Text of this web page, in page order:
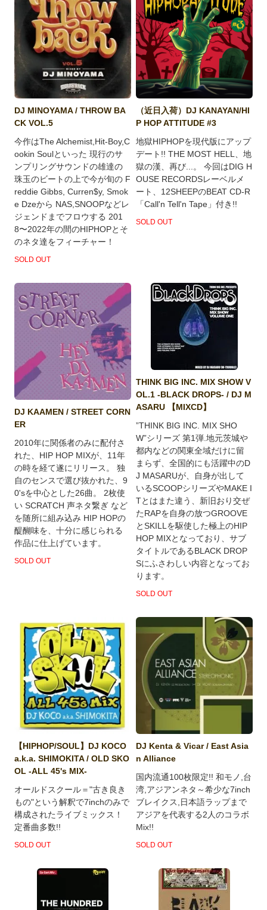
DJ MINOYAMA / THROW BA
CK VOL.5
今作はThe Alchemist,Hit-Boy,C
ookin Soulといった 現行のサ
ンプリングサウンドの雄達の
珠玉のビートの上で今が旬の F
reddie Gibbs, Curren$y, Smok
e Dzeから NAS,SNOOPなどレ
ジェンドまでフロウする 201
8〜2022年の間のHIPHOPとそ
のネタ達をフィーチャー！
SOLD OUT
（近日入荷）DJ KANAYAN/HI
P HOP ATTITUDE #3
地獄HIPHOPを現代版にアップ
デート!! THE MOST HELL、地
獄の漢、再び...。 今回はDIG H
OUSE RECORDSレーベルメ
ート、12SHEEPのBEAT CD-R
「Call'n Tell'n Tape」付き!!
SOLD OUT
DJ KAAMEN / STREET CORN
ER
2010年に関係者のみに配付さ
れた、HIP HOP MIXが、11年
の時を経て遂にリリース。 独
自のセンスで選び抜かれた、9
0'sを中心とした26曲。 2枚使
い SCRATCH 声ネタ繋ぎ など
を随所に組み込み HIP HOPの
醍醐味を、十分に感じられる
作品に仕上げています。
SOLD OUT
THINK BIG INC. MIX SHOW V
OL.1 -BLACK DROPS- / DJ M
ASARU 【MIXCD】
”THINK BIG INC. MIX SHO
W”シリーズ 第1弾.地元茨城や
都内などの関東全域だけに留
まらず、全国的にも活躍中のD
J MASARUが、自身が出して
いるSCOOPシリーズやMAKE I
Tとはまた違う、新旧おり交ぜ
たRAPを自身の放つGROOVE
とSKILLを駆使した極上のHIP
HOP MIXとなっており、サブ
タイトルであるBLACK DROP
Sにふさわしい内容となってお
ります。
SOLD OUT
【HIPHOP/SOUL】DJ KOCO
a.k.a. SHIMOKITA / OLD SKO
OL -ALL 45's MIX-
オールドスクール＝"古き良き
もの"という解釈で7inchのみで
構成されたライブミックス！
定番曲多数!!
SOLD OUT
DJ Kenta & Vicar / East Asia
n Alliance
国内流通100枚限定!! 和モノ,台
湾,アジアンネタ～希少な7inch
ブレイクス,日本語ラップまで
アジアを代表する2人のコラボ
Mix!!
SOLD OUT